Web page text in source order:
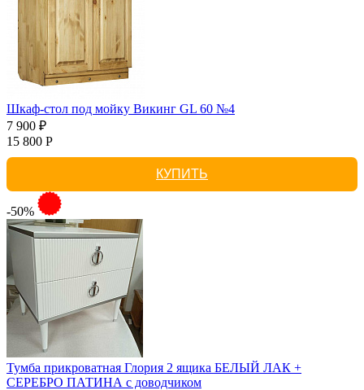
Шкаф-стол под мойку Викинг GL 60 №4
7 900 ₽
15 800 Р
КУПИТЬ
-50%
Тумба прикроватная Глория 2 ящика БЕЛЫЙ ЛАК +
СЕРЕБРО ПАТИНА с доводчиком